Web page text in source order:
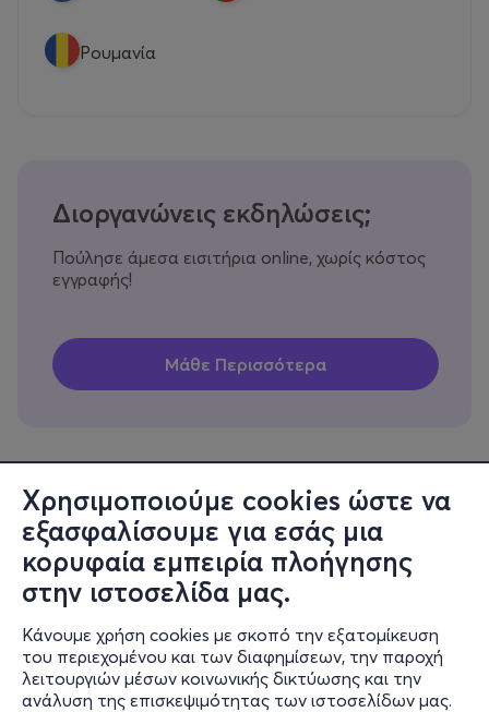
Χρησιμοποιούμε cookies ώστε να
εξασφαλίσουμε για εσάς μια
κορυφαία εμπειρία πλοήγησης
στην ιστοσελίδα μας.
Κάνουμε χρήση cookies με σκοπό την εξατομίκευση
του περιεχομένου και των διαφημίσεων, την παροχή
λειτουργιών μέσων κοινωνικής δικτύωσης και την
ανάλυση της επισκεψιμότητας των ιστοσελίδων μας.
Ρουμανία
Διοργανώνεις εκδηλώσεις;
Πούλησε άμεσα εισιτήρια online, χωρίς κόστος
εγγραφής!
Πληροφορίες
Υποστήριξη
Stay Connected